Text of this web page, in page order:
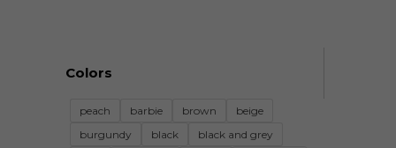
Colors
peach barbie brown
beige
burgundy
black
black and grey